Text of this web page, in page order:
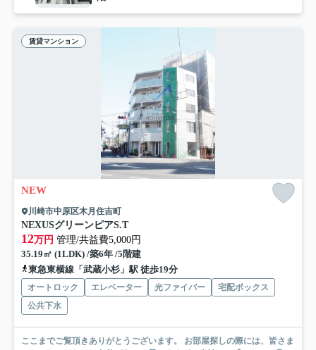
賃貸マンション
NEW
川崎市中原区木月住吉町
NEXUSグリーンピアS.T
12万円 管理/共益費5,000円
35.19㎡ (1LDK) /築6年 /5階建
東急東横線「武蔵小杉」駅 徒歩19分
オートロック エレベーター 光ファイバー
宅配ボックス
公共下水
ここまでご覧頂きありがとうございます。 お部屋探しの際には、皆さま